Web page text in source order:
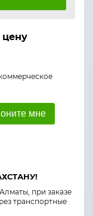
цену
мне
при заказе
транспортные